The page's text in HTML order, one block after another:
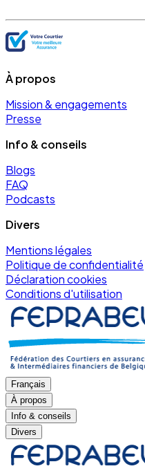
À propos
Mission & engagements
Presse
Info & conseils
Blogs
FAQ
Podcasts
Divers
Mentions légales
Politique de confidentialité
Déclaration cookies
Conditions d'utilisation
Français
À propos
Info & conseils
Divers